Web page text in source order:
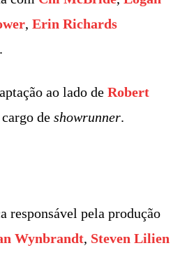
, Erin Richards
.
ao lado de Robert
de showrunner.
responsável pela produção
Wynbrandt, Steven Lilien